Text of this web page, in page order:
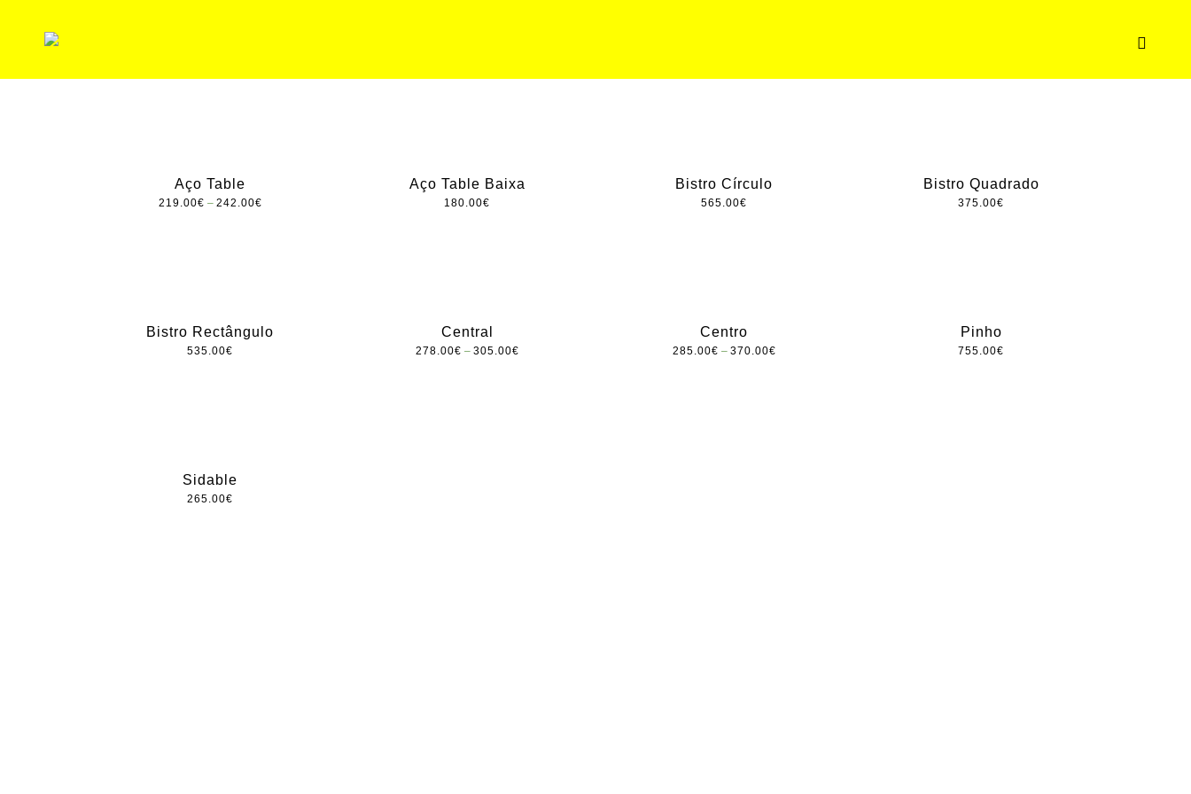
Aço Table
219.00€ – 242.00€
Aço Table Baixa
180.00€
Bistro Círculo
565.00€
Bistro Quadrado
375.00€
Bistro Rectângulo
535.00€
Central
278.00€ – 305.00€
Centro
285.00€ – 370.00€
Pinho
755.00€
Sidable
265.00€